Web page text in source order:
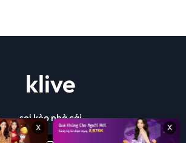
klive
soi kèo nhà cái
x x